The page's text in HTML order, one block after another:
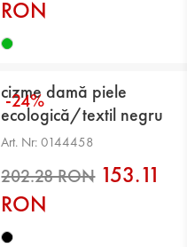
RON
-24%
cizme damă piele
ecologică/textil negru
Art. Nr: 0144458
153.11
RON